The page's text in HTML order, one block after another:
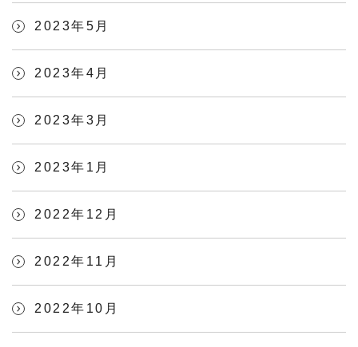
2023年5月
2023年4月
2023年3月
2023年1月
2022年12月
2022年11月
2022年10月